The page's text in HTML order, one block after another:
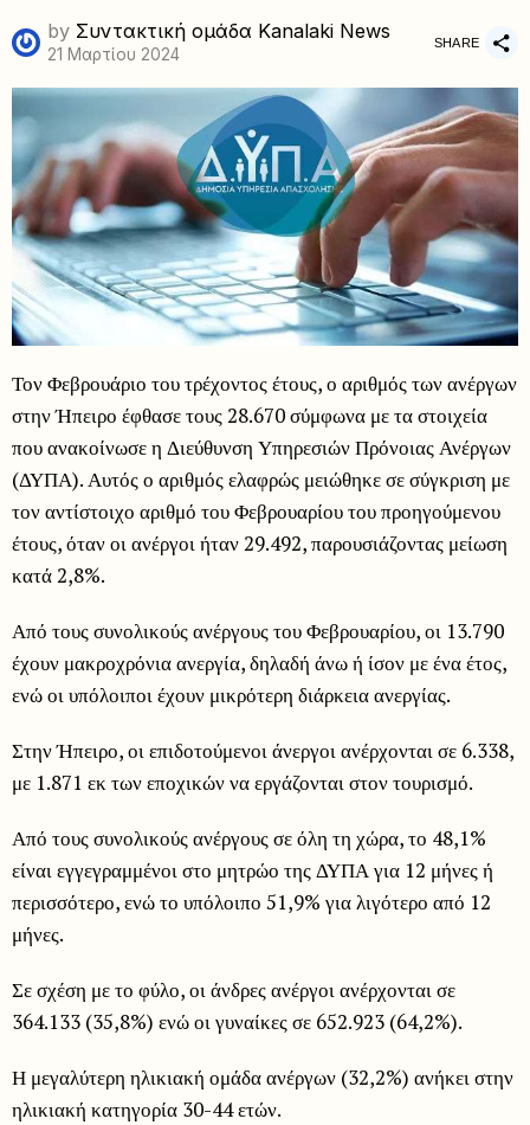
by Συντακτική ομάδα Kanalaki News
21 Μαρτίου 2024
SHARE
Τον Φεβρουάριο του τρέχοντος έτους, ο αριθμός των ανέργων
στην Ήπειρο έφθασε τους 28.670 σύμφωνα με τα στοιχεία
που ανακοίνωσε η Διεύθυνση Υπηρεσιών Πρόνοιας Ανέργων
(ΔΥΠΑ). Αυτός ο αριθμός ελαφρώς μειώθηκε σε σύγκριση με
τον αντίστοιχο αριθμό του Φεβρουαρίου του προηγούμενου
έτους, όταν οι ανέργοι ήταν 29.492, παρουσιάζοντας μείωση
κατά 2,8%.
Από τους συνολικούς ανέργους του Φεβρουαρίου, οι 13.790
έχουν μακροχρόνια ανεργία, δηλαδή άνω ή ίσον με ένα έτος,
ενώ οι υπόλοιποι έχουν μικρότερη διάρκεια ανεργίας.
Στην Ήπειρο, οι επιδοτούμενοι άνεργοι ανέρχονται σε 6.338,
με 1.871 εκ των εποχικών να εργάζονται στον τουρισμό.
Από τους συνολικούς ανέργους σε όλη τη χώρα, το 48,1%
είναι εγγεγραμμένοι στο μητρώο της ΔΥΠΑ για 12 μήνες ή
περισσότερο, ενώ το υπόλοιπο 51,9% για λιγότερο από 12
μήνες.
Σε σχέση με το φύλο, οι άνδρες ανέργοι ανέρχονται σε
364.133 (35,8%) ενώ οι γυναίκες σε 652.923 (64,2%).
Η μεγαλύτερη ηλικιακή ομάδα ανέργων (32,2%) ανήκει στην
ηλικιακή κατηγορία 30-44 ετών.